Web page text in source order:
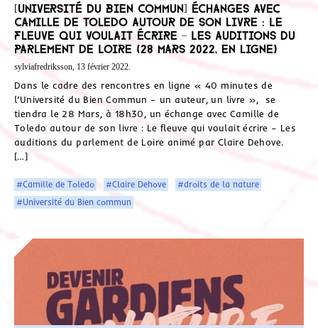
[Université du Bien Commun] Échanges avec
Camille de Toledo autour de son livre : Le
fleuve qui voulait écrire – Les auditions du
parlement de Loire (28 mars 2022, en ligne)
sylviafredriksson, 13 février 2022.
Dans le cadre des rencontres en ligne « 40 minutes de
l’Université du Bien Commun – un auteur, un livre », se
tiendra le 28 Mars, à 18h30, un échange avec Camille de
Toledo autour de son livre : Le fleuve qui voulait écrire – Les
auditions du parlement de Loire animé par Claire Dehove.
[…]
#Camille de Toledo #Claire Dehove
#droits de la nature
#Université du Bien commun